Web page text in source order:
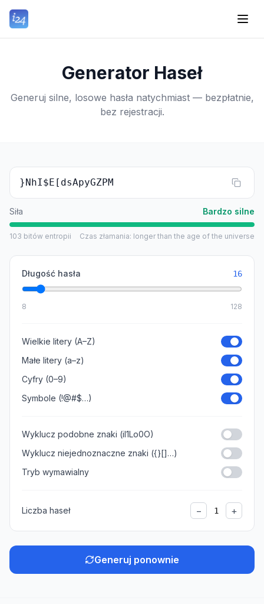
Generator Haseł
Generuj silne, losowe hasła natychmiast — bezpłatnie,
bez rejestracji.
}NhI$E[dsApyGZPM
Siła Bardzo silne
103 bitów entropii Czas złamania: longer than the age of the universe
Długość hasła 16
8 128
Wielkie litery (A–Z)
Małe litery (a–z)
Cyfry (0–9)
Symbole (!@#$…)
Wyklucz podobne znaki (il1Lo0O)
Wyklucz niejednoznaczne znaki ({}[]…)
Tryb wymawialny
Liczba haseł − 1 +
Generuj ponownie